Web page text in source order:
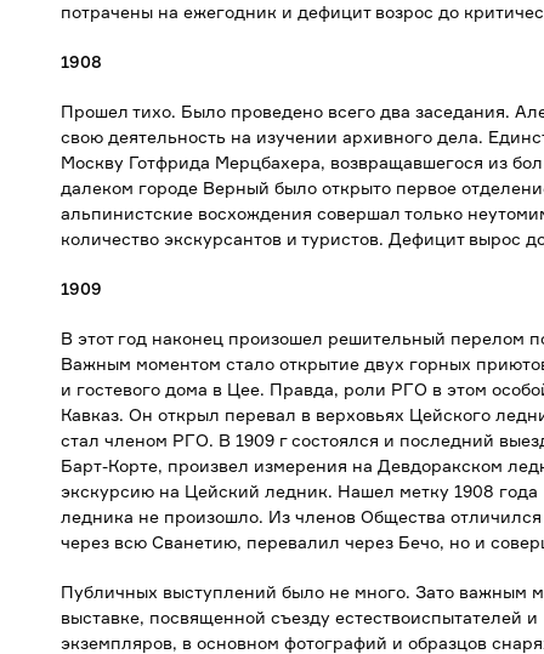
потрачены на ежегодник и дефицит возрос до
1908
Прошел тихо. Было проведено всего два заседания.
свою деятельность на изучении архивного дела.
Москву Готфрида Мерцбахера, возвращавшегося из
далеком городе Верный было открыто первое
альпинистские восхождения совершал только
количество экскурсантов и туристов. Дефицит вырос
1909
В этот год наконец произошел решительный перелом
Важным моментом стало открытие двух горных
и гостевого дома в Цее. Правда, роли РГО в этом
Кавказ. Он открыл перевал в верховьях Цейского
стал членом РГО. В 1909 г состоялся и последний
Барт-Корте, произвел измерения на Девдоракском
экскурсию на Цейский ледник. Нашел метку 1908
ледника не произошло. Из членов Общества
через всю Сванетию, перевалил через Бечо, но и
Публичных выступлений было не много. Зато важным
выставке, посвященной съезду естествоиспытателей
экземпляров, в основном фотографий и образцов